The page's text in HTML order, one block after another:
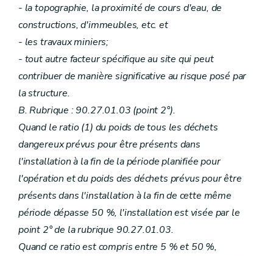
- la topographie, la proximité de cours d'eau, de
constructions, d'immeubles, etc. et
- les travaux miniers;
- tout autre facteur spécifique au site qui peut
contribuer de manière significative au risque posé par
la structure.
B. Rubrique : 90.27.01.03 (point 2°).
Quand le ratio (1) du poids de tous les déchets
dangereux prévus pour être présents dans
l'installation à la fin de la période planifiée pour
l'opération et du poids des déchets prévus pour être
présents dans l'installation à la fin de cette même
période dépasse 50 %, l'installation est visée par le
point 2° de la rubrique 90.27.01.03.
Quand ce ratio est compris entre 5 % et 50 %,